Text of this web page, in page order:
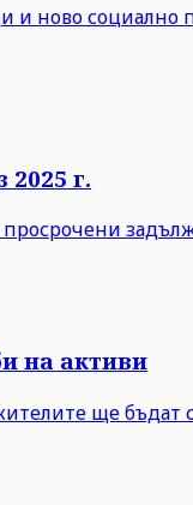
и ново социално
г.
просрочени
на активи
ще